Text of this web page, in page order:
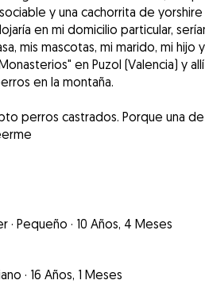
y una cachorrita de
en mi domicilio particular,
mis mascotas, mi marido, mi hijo
en Puzol (Valencia) y
en la montaña.
perros castrados. Porque una
· Pequeño · 10 Años, 4 Meses
· 16 Años, 1 Meses